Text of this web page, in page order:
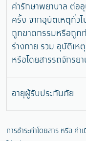
ค่ารักษาพยาบาล ต่อ
ครั้ง จากอุบัติเหตุทั่วไ
ถูกฆาตกรรมหรือถูก
ร่างกาย รวม อุบัติเ
หรือโดยสารรถจักรย
อายุผู้รับประกันภัย
การชำระค่าโดยสาร หรือ